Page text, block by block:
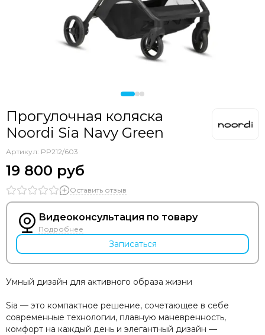
Прогулочная коляска
Noordi Sia Navy Green
Артикул: PP212/603
19 800 руб
Оставить отзыв
Видеоконсультация по товару
Подробнее
Записаться
Умный дизайн для активного образа жизни
Sia — это компактное решение, сочетающее в себе
современные технологии, плавную маневренность,
комфорт на каждый день и элегантный дизайн —